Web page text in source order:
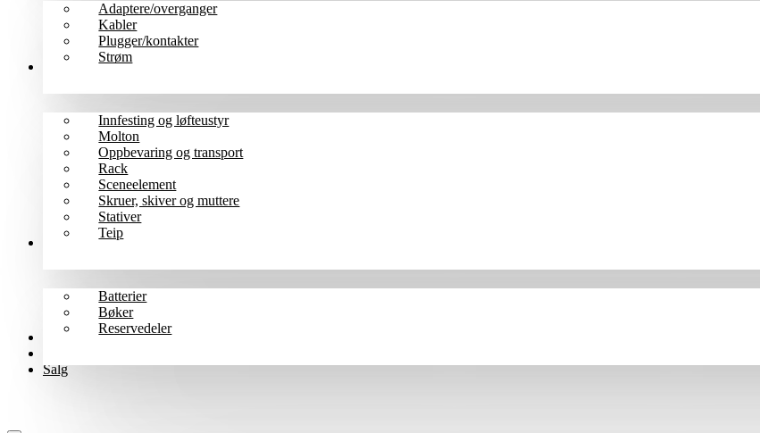
Adaptere/overganger
Kabler
Plugger/kontakter
Strøm
Scene/rigg
Innfesting og løfteustyr
Molton
Oppbevaring og transport
Rack
Sceneelement
Skruer, skiver og muttere
Stativer
Teip
Batterier
Bøker
Reservedeler
Wharfedale Pro
Salg